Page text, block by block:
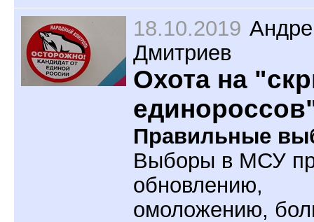
18.10.2019
Дмитриев
Охота на
Правильные
Выборы в МСУ
обновлению,
омоложению,